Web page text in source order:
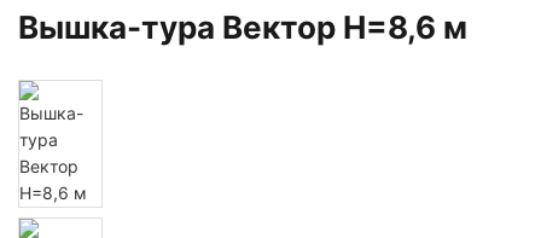
Вышка-тура Вектор H=8,6 м